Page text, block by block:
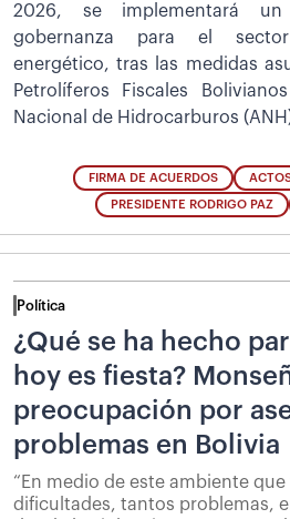
2026, se implementará
gobernanza para el
energético, tras las medidas
Petrolíferos Fiscales
Nacional de Hidrocarburos
FIRMA DE ACUERDOS
PRESIDENTE RODRIGO PAZ
Política
¿Qué se ha hecho
hoy es fiesta?
preocupación por
problemas en Bolivia
“En medio de este ambiente
dificultades, tantos problemas,